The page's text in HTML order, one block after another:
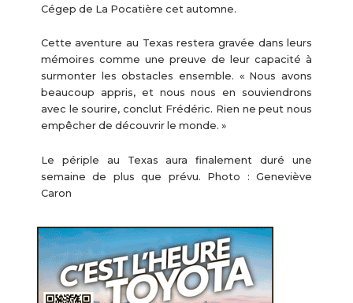
Cégep de La Pocatière cet automne.
Cette aventure au Texas restera gravée dans leurs
mémoires comme une preuve de leur capacité à
surmonter les obstacles ensemble. « Nous avons
beaucoup appris, et nous nous en souviendrons
avec le sourire, conclut Frédéric. Rien ne peut nous
empêcher de découvrir le monde. »
Le périple au Texas aura finalement duré une
semaine de plus que prévu. Photo : Geneviève
Caron